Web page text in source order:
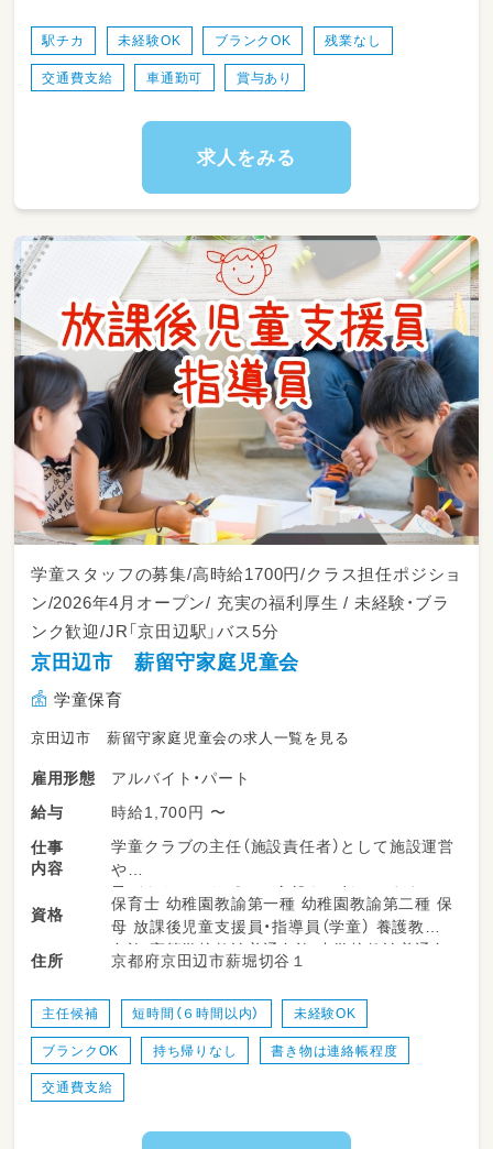
転免許
駅チカ 未経験OK ブランクOK 残業なし
交通費支給 車通勤可 賞与あり
求人をみる
学童スタッフの募集/高時給1700円/クラス担任ポジショ
ン/2026年4月オープン/ 充実の福利厚生 / 未経験・ブラ
ンク歓迎/JR「京田辺駅」バス5分
京田辺市 薪留守家庭児童会
学童保育
京田辺市 薪留守家庭児童会の求人一覧を見る
雇用形態
アルバイト・パート
給与
時給1,700円 〜
仕事
内容
学童クラブの主任（施設責任者）として施設運営
や
子どもたちのサポート全般をお任せします。
・ 放課後の児童の見守りやお迎え
・室内遊びや外遊びの安全管理サポート
・保護者の方々への対応やコミュニケーション
・ 一緒に働くスタッフへの指導や日常のサポー
ト
・施設運営に関わる簡単な事務作業
・お部屋の清掃やおもちゃの消毒、環境整備
資格
保育士 幼稚園教諭第一種 幼稚園教諭第二種 保
母 放課後児童支援員・指導員（学童） 養護教諭
免許 高等学校教諭普通免許 中学校教諭普通免
住所 京都府京田辺市薪堀切谷１
主任候補 短時間（６時間以内） 未経験OK
ブランクOK 持ち帰りなし 書き物は連絡帳程度
交通費支給